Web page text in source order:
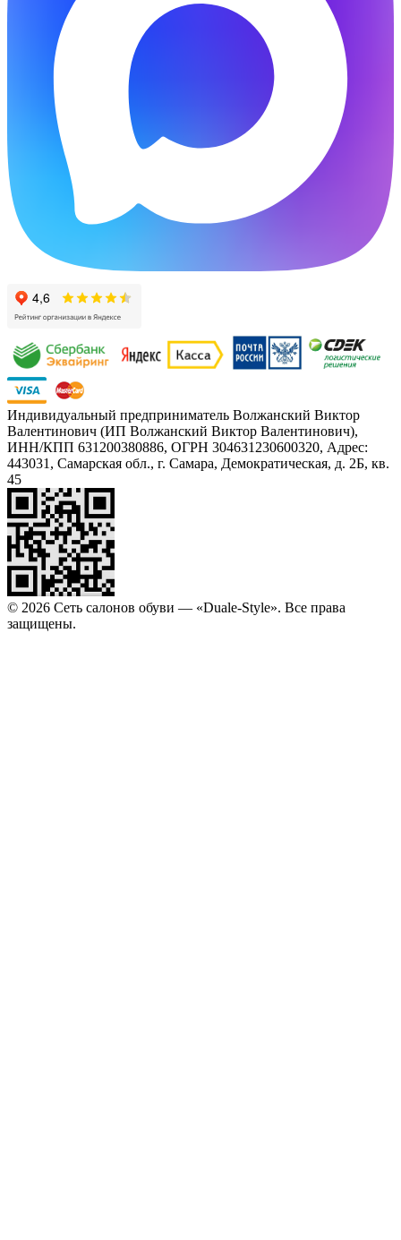
Индивидуальный предприниматель Волжанский Виктор
Валентинович (ИП Волжанский Виктор Валентинович),
ИНН/КПП 631200380886, ОГРН 304631230600320, Адрес:
443031, Самарская обл., г. Самара, Демократическая, д. 2Б, кв.
45
© 2026 Сеть салонов обуви — «Duale-Style». Все права
защищены.